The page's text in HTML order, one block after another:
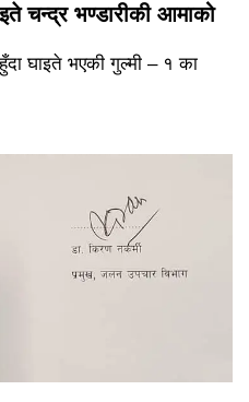
चन्द्र भण्डारीकी आमाको
घाइते भएकी गुल्मी – १ का